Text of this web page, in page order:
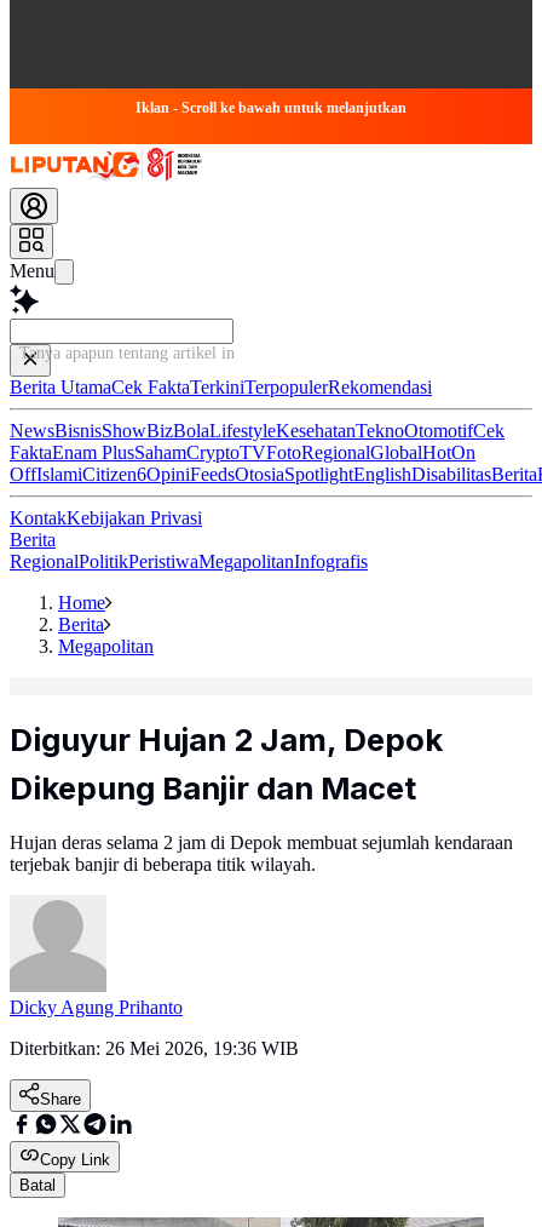
Iklan - Scroll ke bawah untuk melanjutkan
Menu
Tanya apapun tentang artikel ini...
Berita UtamaCek FaktaTerkiniTerpopulerRekomendasi
NewsBisnisShowBizBolaLifestyleKesehatanTeknoOtomotifCek
FaktaEnam PlusSahamCryptoTVFotoRegionalGlobalHotOn
OffIslamiCitizen6OpiniFeedsOtosiaSpotlightEnglishDisabilitasBerita
KontakKebijakan Privasi
Berita
RegionalPolitikPeristiwaMegapolitanInfografis
Home
Berita
Megapolitan
Diguyur Hujan 2 Jam, Depok
Dikepung Banjir dan Macet
Hujan deras selama 2 jam di Depok membuat sejumlah kendaraan
terjebak banjir di beberapa titik wilayah.
Dicky Agung Prihanto
Diterbitkan: 26 Mei 2026, 19:36 WIB
Share
Copy Link
Batal